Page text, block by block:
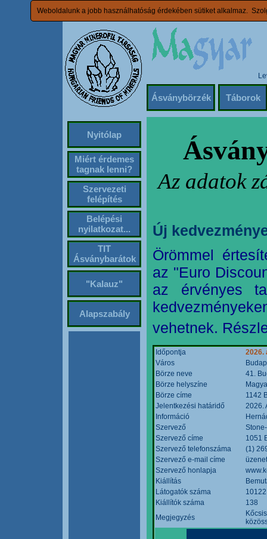
Weboldalunk a jobb használhatóság érdekében sütiket alkalmaz.
Ásványbörzék Táborok
Nyitólap
Miért érdemes
tagnak lenni?
Szervezeti
felépítés
Belépési
nyilatkozat...
TIT
Ásványbarátok
"Kalauz"
Alapszabály
Az adatok
Új
Örömmel
az "Euro
az érvényes
vehetnek.
Időpontja
2026.
Város
Börze neve
41.
Börze helyszíne
Börze címe
1142
Jelentkezési határidő
2026.
Információ
Szervező
Szervező címe
1051
Szervező telefonszáma
(1)
Szervező e-mail címe
Szervező honlapja
Kiállítás
Látogatók száma
10122
Kiállítók száma
138
Megjegyzés